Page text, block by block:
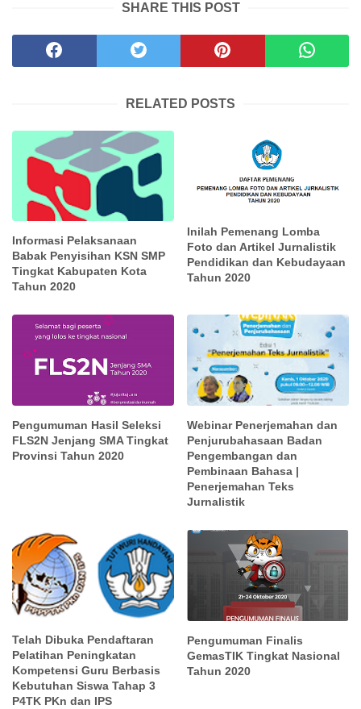
SHARE THIS POST
RELATED POSTS
Informasi Pelaksanaan
Babak Penyisihan KSN SMP
Tingkat Kabupaten Kota
Tahun 2020
Inilah Pemenang Lomba
Foto dan Artikel Jurnalistik
Pendidikan dan Kebudayaan
Tahun 2020
Pengumuman Hasil Seleksi
FLS2N Jenjang SMA Tingkat
Provinsi Tahun 2020
Webinar Penerjemahan dan
Penjurubahasaan Badan
Pengembangan dan
Pembinaan Bahasa |
Penerjemahan Teks
Jurnalistik
Telah Dibuka Pendaftaran
Pelatihan Peningkatan
Kompetensi Guru Berbasis
Kebutuhan Siswa Tahap 3
P4TK PKn dan IPS
Pengumuman Finalis
GemasTIK Tingkat Nasional
Tahun 2020